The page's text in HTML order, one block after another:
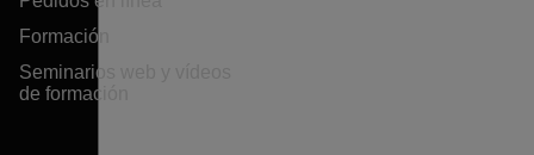
Formación
Seminarios web y vídeos
de formación